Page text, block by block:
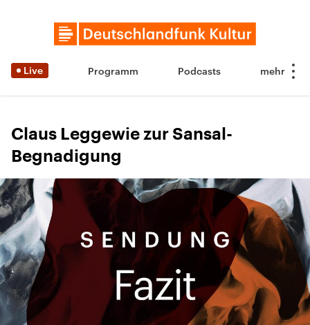
Live Programm Podcasts
Claus Leggewie zur Sansal-
Begnadigung